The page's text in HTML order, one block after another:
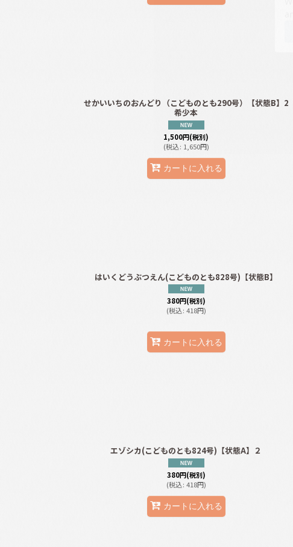
せかいいちのおんどり（こどものとも290号）【状態B】2
希少本
1,500円(税別)
(税込: 1,650円)
カートに入れる
はいくどうぶつえん(こどものとも828号)【状態B】
380円(税別)
(税込: 418円)
カートに入れる
エゾシカ(こどものとも824号)【状態A】２
380円(税別)
(税込: 418円)
カートに入れる